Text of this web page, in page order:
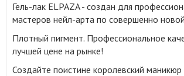
Гель-лак ELPAZA - создан для
мастеров нейл-арта по совершенно
Плотный пигмент. Профессиональное
лучшей цене на рынке!
Создайте поистине королевский